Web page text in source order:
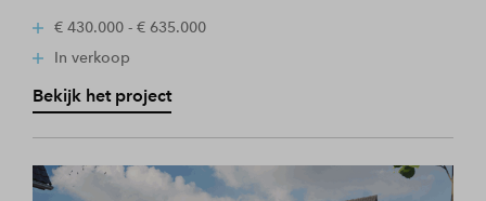
€ 430.000 - € 635.000
In verkoop
Bekijk het project